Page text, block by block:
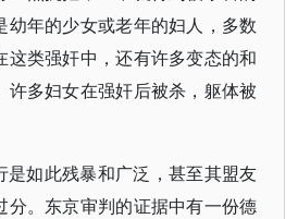
幼年的少女或老年的妇人，多数
这类强奸中，还有许多变态的和
许多妇女在强奸后被杀，躯体被
是如此残暴和广泛，甚至其盟友
分。东京审判的证据中有一份德